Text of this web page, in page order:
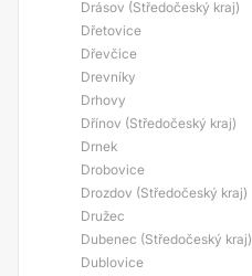
Drásov (Středočeský kraj)
Dřetovice
Dřevčice
Drevníky
Drhovy
Dřínov (Středočeský kraj)
Drnek
Drobovice
Drozdov (Středočeský kraj)
Družec
Dubenec (Středočeský kraj)
Dublovice